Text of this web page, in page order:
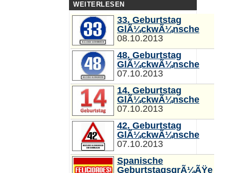
WEITERLESEN
33. Geburtstag
GlÃ¼ckwÃ¼nsche
08.10.2013
48. Geburtstag
GlÃ¼ckwÃ¼nsche
07.10.2013
14. Geburtstag
GlÃ¼ckwÃ¼nsche
07.10.2013
42. Geburtstag
GlÃ¼ckwÃ¼nsche
07.10.2013
Spanische
GeburtstagsgrÃ¼ÃŸe